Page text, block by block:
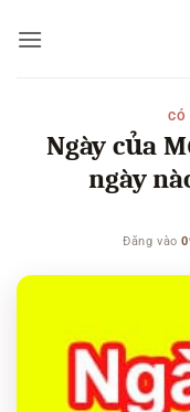
qua
Ngày của
ngày
Đăng vào